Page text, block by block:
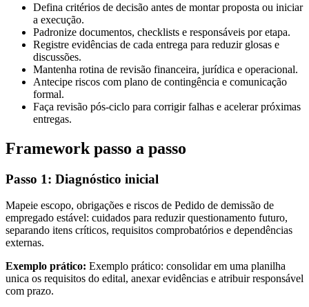
Defina critérios de decisão antes de montar proposta ou iniciar
a execução.
Padronize documentos, checklists e responsáveis por etapa.
Registre evidências de cada entrega para reduzir glosas e
discussões.
Mantenha rotina de revisão financeira, jurídica e operacional.
Antecipe riscos com plano de contingência e comunicação
formal.
Faça revisão pós-ciclo para corrigir falhas e acelerar próximas
entregas.
Framework passo a passo
Passo 1: Diagnóstico inicial
Mapeie escopo, obrigações e riscos de Pedido de demissão de
empregado estável: cuidados para reduzir questionamento futuro,
separando itens críticos, requisitos comprobatórios e dependências
externas.
Exemplo prático: Exemplo prático: consolidar em uma planilha
unica os requisitos do edital, anexar evidências e atribuir responsável
com prazo.